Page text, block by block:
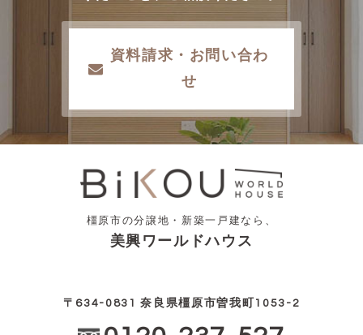
資料請求・お問い合わ
せ
橿原市の分譲地・新築一戸建なら、
美興ワールドハウス
〒634-0831 奈良県橿原市曽我町1053-2